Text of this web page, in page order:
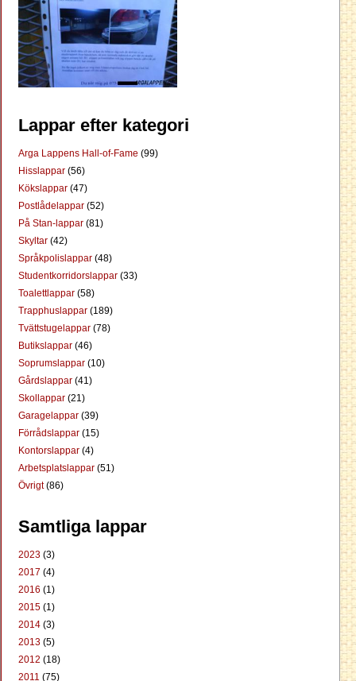
Lappar efter kategori
Arga Lappens Hall-of-Fame (99)
Hisslappar (56)
Kökslappar (47)
Postlådelappar (52)
På Stan-lappar (81)
Skyltar (42)
Språkpolislappar (48)
Studentkorridorslappar (33)
Toalettlappar (58)
Trapphuslappar (189)
Tvättstugelappar (78)
Butikslappar (46)
Soprumslappar (10)
Gårdslappar (41)
Skollappar (21)
Garagelappar (39)
Förrådslappar (15)
Kontorslappar (4)
Arbetsplatslappar (51)
Övrigt(86)
Samtliga lappar
2023 (3)
2017 (4)
2016 (1)
2015 (1)
2014 (3)
2013 (5)
2012 (18)
2011 (75)